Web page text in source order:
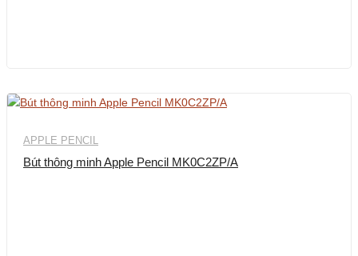
APPLE PENCIL
Bút thông minh Apple Pencil MK0C2ZP/A